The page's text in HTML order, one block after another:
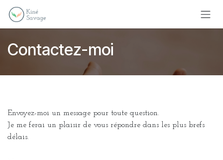
Se rendre au contenu
Contactez-moi
Envoyez-moi un message pour toute question.
Je me ferai un plaisir de vous répondre dans les plus brefs
délais.